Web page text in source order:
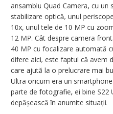
ansamblu Quad Camera, cu un
stabilizare optică, unul
10x, unul tele de 10 MP cu
12 MP. Cât despre camera
40 MP cu focalizare automată
difere aici, este faptul că avem
care ajută la o prelucrare mai
Ultra oricum era un
parte de fotografie, ei bine S22
depășească în anumite situații.